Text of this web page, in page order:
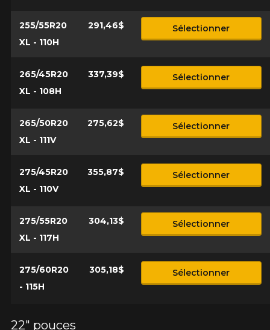
255/55R20
XL - 110H
291,46$ Sélectionner
265/45R20
XL - 108H
337,39$ Sélectionner
265/50R20
XL - 111V
275,62$ Sélectionner
275/45R20
XL - 110V
355,87$ Sélectionner
275/55R20
XL - 117H
304,13$ Sélectionner
275/60R20
- 115H
305,18$ Sélectionner
22" pouces